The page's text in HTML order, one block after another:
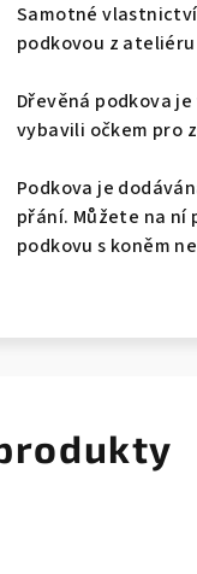
Samotné
podkovou z
Dřevěná podkova
vybavili očkem pro
Podkova je
přání. Můžete na
podkovu s koněm